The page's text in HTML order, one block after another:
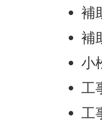
補
補
小
工
工